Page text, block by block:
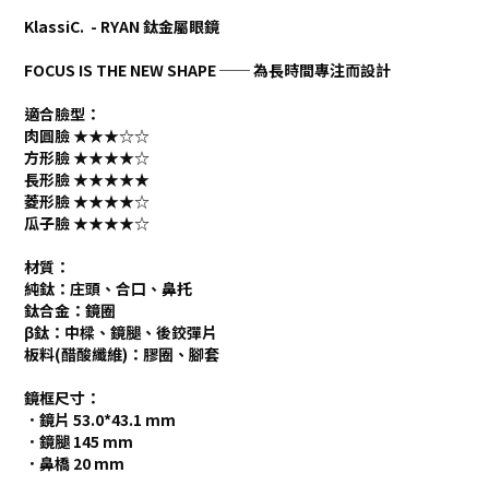
KlassiC. - RYAN 鈦金屬眼鏡
FOCUS IS THE NEW SHAPE ── 為長時間專注而設計
適合臉型：
肉圓臉 ★★★☆☆
方形臉 ★★★★☆
長形臉 ★★★★★
菱形臉 ★★★★☆
瓜子臉 ★★★★☆
材質：
純鈦：庄頭、合口、鼻托
鈦合金：鏡圈
β鈦：中樑、鏡腿、後鉸彈片
板料(醋酸纖維)：膠圈、腳套
鏡框尺寸：
．鏡片 53.0*43.1 mm
．鏡腿 145 mm
．鼻橋 20 mm